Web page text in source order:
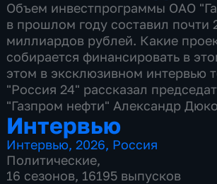
Объем инвестпрограммы ОАО
в прошлом году составил почти
миллиардов рублей. Какие
собирается финансировать в
этом в эксклюзивном интервью
"Россия 24" рассказал
"Газпром нефти" Александр
Интервью
Интервью,2026, Россия
Политические,
16 сезонов, 16195 выпусков